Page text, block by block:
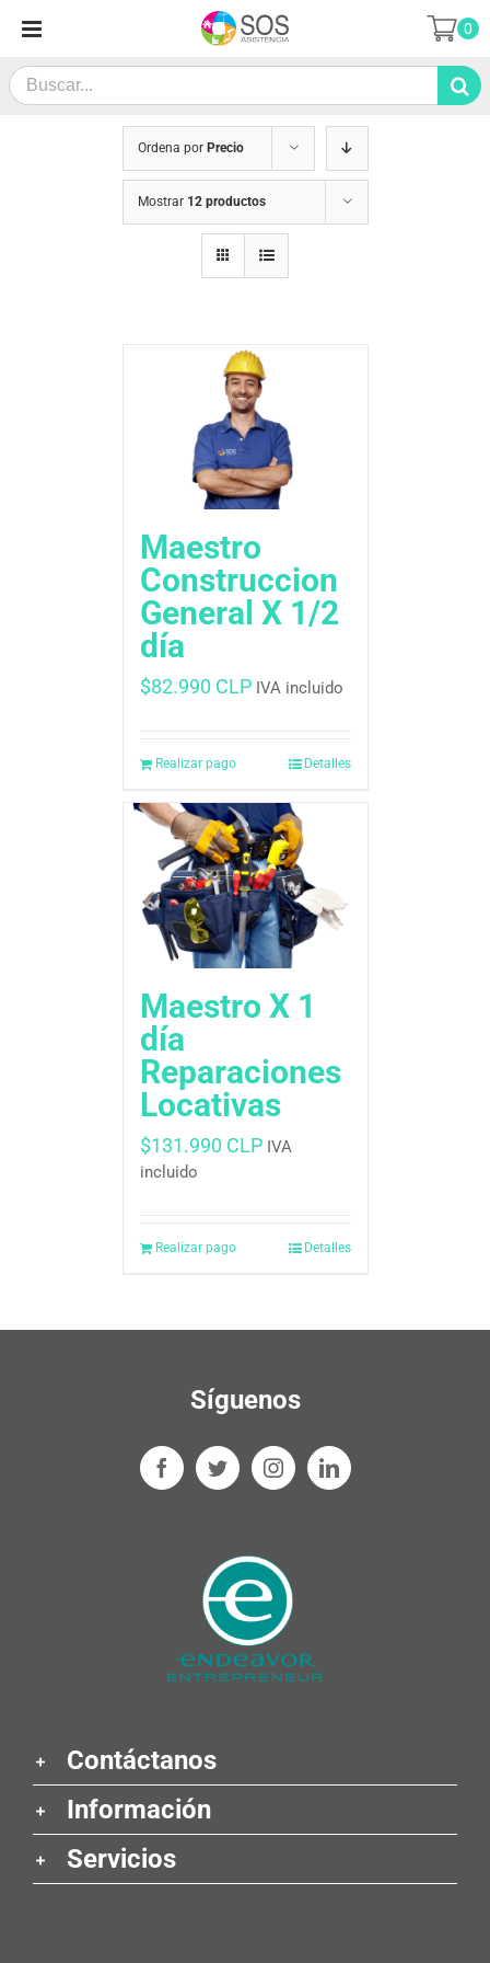
contenido
Search
for:
0
Ordena por Precio
Mostrar 12 productos
Maestro
Construccion
General X 1/2
día
$82.990 CLP IVA incluido
Realizar pago Detalles
Maestro X 1
día
Reparaciones
Locativas
$131.990 CLP IVA
incluido
Realizar pago Detalles
Síguenos
Contáctanos
Información
Servicios